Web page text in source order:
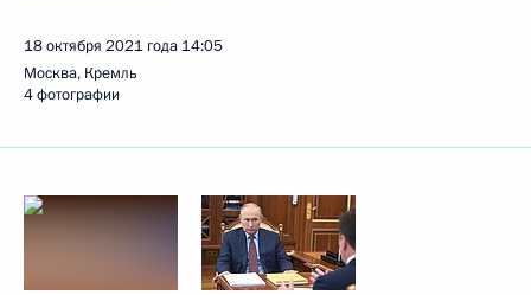
18 октября 2021 года 14:05
Москва, Кремль
4 фотографии